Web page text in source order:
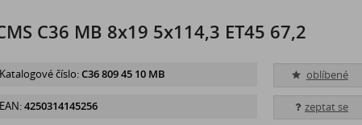
C36 MB 8x19 5x114,3 ET45 67,2
oblíbené
zeptat se
Katalogové číslo:C36 809 45 10 MB
EAN:4250314145256